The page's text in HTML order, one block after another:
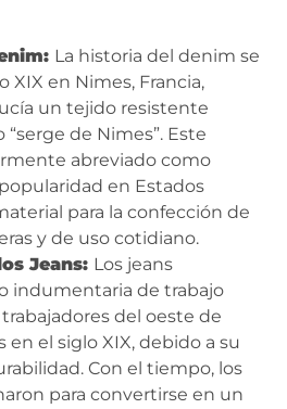
La historia del denim se
XIX en Nimes, Francia,
un tejido resistente
de Nimes”. Este
abreviado como
en Estados
para la confección de
y de uso cotidiano.
Jeans: Los jeans
indumentaria de trabajo
del oeste de
en el siglo XIX, debido a su
Con el tiempo, los
para convertirse en un